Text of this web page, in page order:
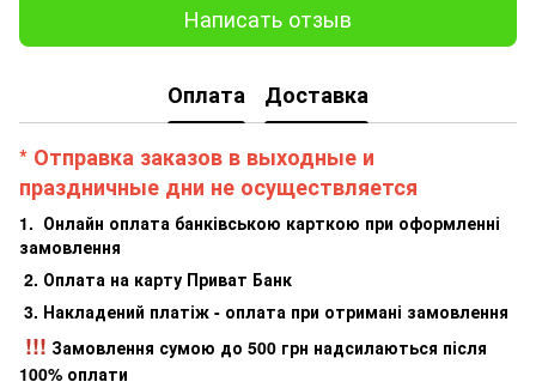
Написать отзыв
Оплата Доставка
* Отправка заказов в выходные и
праздничные дни не осуществляется
1. Онлайн оплата банківською карткою при оформленні
замовлення
2. Оплата на карту Приват Банк
3. Накладений платіж - оплата при отримані замовлення
!!! Замовлення сумою до 500 грн надсилаються після
100% оплати